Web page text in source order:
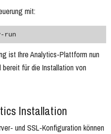
mit:
run
ist Ihre Analytics-Plattform nun
bereit für die Installation von
Installation
und SSL-Konfiguration können